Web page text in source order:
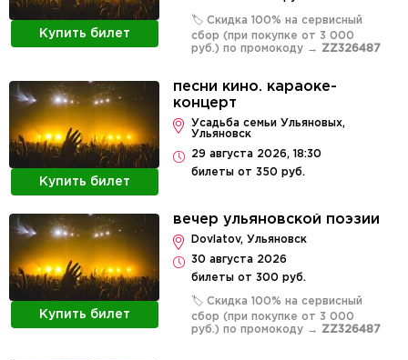
Купить билет
🏷️ Скидка 100% на сервисный
сбор (при покупке от 3 000
руб.) по промокоду → ZZ326487
Купить билет
песни кино. караоке-
концерт
Усадьба семьи Ульяновых,
Ульяновск
29 августа 2026, 18:30
билеты от 350 руб.
Купить билет
вечер ульяновской поэзии
Dovlatov, Ульяновск
30 августа 2026
билеты от 300 руб.
🏷️ Скидка 100% на сервисный
сбор (при покупке от 3 000
руб.) по промокоду → ZZ326487